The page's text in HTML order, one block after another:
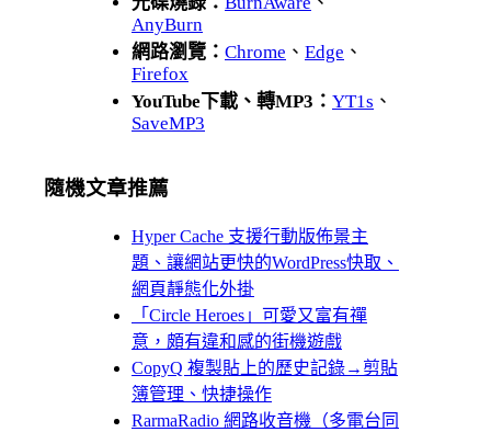
AnyBurn
網路瀏覽： Chrome 、 Edge 、
Firefox
YouTube下載、轉MP3： YT1s 、
SaveMP3
隨機文章推薦
Hyper Cache 支援行動版佈景主
題、讓網站更快的WordPress快取、
網頁靜態化外掛
「Circle Heroes」可愛又富有禪
意，頗有違和感的街機遊戲
CopyQ 複製貼上的歷史記錄→剪貼
簿管理、快捷操作
RarmaRadio 網路收音機（多電台同